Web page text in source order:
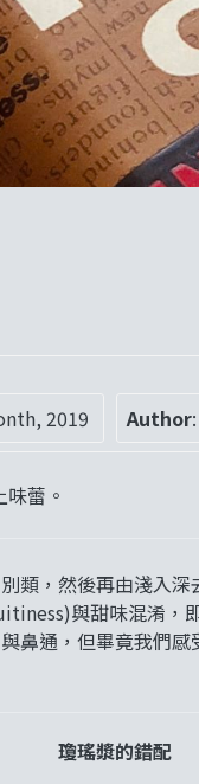
2019 Author:
蕾。
類，然後再由淺入
與甜味混淆，
鼻通，但畢竟我們
瓊瑤漿的錯配